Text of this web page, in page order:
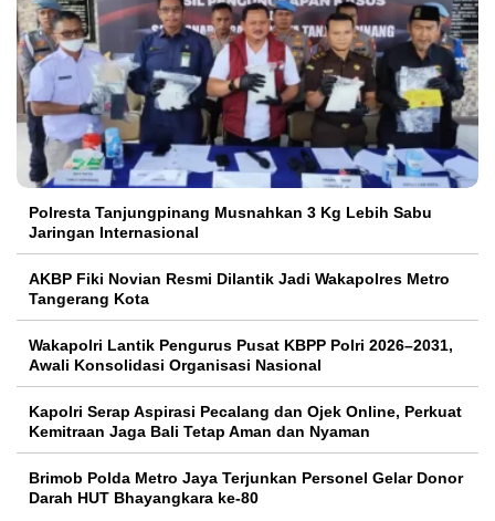
Polresta Tanjungpinang Musnahkan 3 Kg Lebih Sabu
Jaringan Internasional
AKBP Fiki Novian Resmi Dilantik Jadi Wakapolres Metro
Tangerang Kota
Wakapolri Lantik Pengurus Pusat KBPP Polri 2026–2031,
Awali Konsolidasi Organisasi Nasional
Kapolri Serap Aspirasi Pecalang dan Ojek Online, Perkuat
Kemitraan Jaga Bali Tetap Aman dan Nyaman
Brimob Polda Metro Jaya Terjunkan Personel Gelar Donor
Darah HUT Bhayangkara ke-80